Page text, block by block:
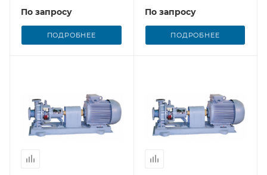
По запросу
ПОДРОБНЕЕ
По запросу
ПОДРОБНЕЕ